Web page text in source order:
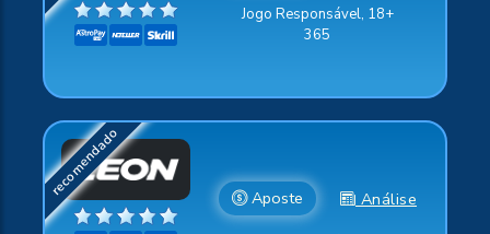
Jogo Responsável, 18+
365
Aposte Análise